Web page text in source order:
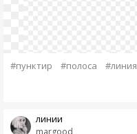
#пунктир #полоса #линия
margood
линии